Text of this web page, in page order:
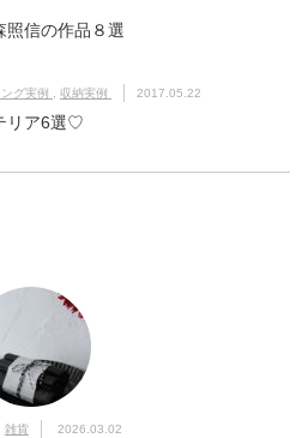
照信の作品８選
グ実例 収納実例 2017.05.22
リア6選♡
雑貨 2026.03.02